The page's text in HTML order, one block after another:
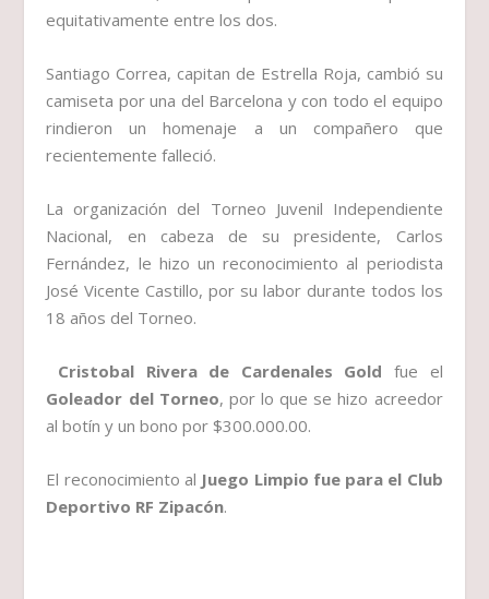
equitativamente entre los dos.
Santiago Correa, capitan de Estrella Roja, cambió su
camiseta por una del Barcelona y con todo el equipo
rindieron un homenaje a un compañero que
recientemente falleció.
La organización del Torneo Juvenil Independiente
Nacional, en cabeza de su presidente, Carlos
Fernández, le hizo un reconocimiento al periodista
José Vicente Castillo, por su labor durante todos los
18 años del Torneo.
Cristobal Rivera de Cardenales Gold fue el
Goleador del Torneo, por lo que se hizo acreedor
al botín y un bono por $300.000.00.
El reconocimiento al Juego Limpio fue para el Club
Deportivo RF Zipacón.